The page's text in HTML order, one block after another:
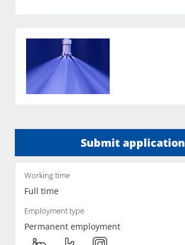
Submit application
Working time
Full time
Employment type
Permanent employment